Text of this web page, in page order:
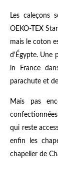
Les caleçons
OEKO-TEX
mais le coton
d'Égypte. Une
in France
parachute et
Mais pas
qui reste
enfin les
chapelier de